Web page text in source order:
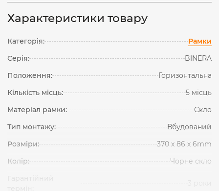
Характеристики товару
Категорія:
Рамки
Серія:
BINERA
Положення:
Горизонтальна
Кількість місць:
5 місць
Матеріал рамки:
Скло
Тип монтажу:
Вбудований
Розміри:
370 х 86 х 6mm
Колір:
Чорне скло